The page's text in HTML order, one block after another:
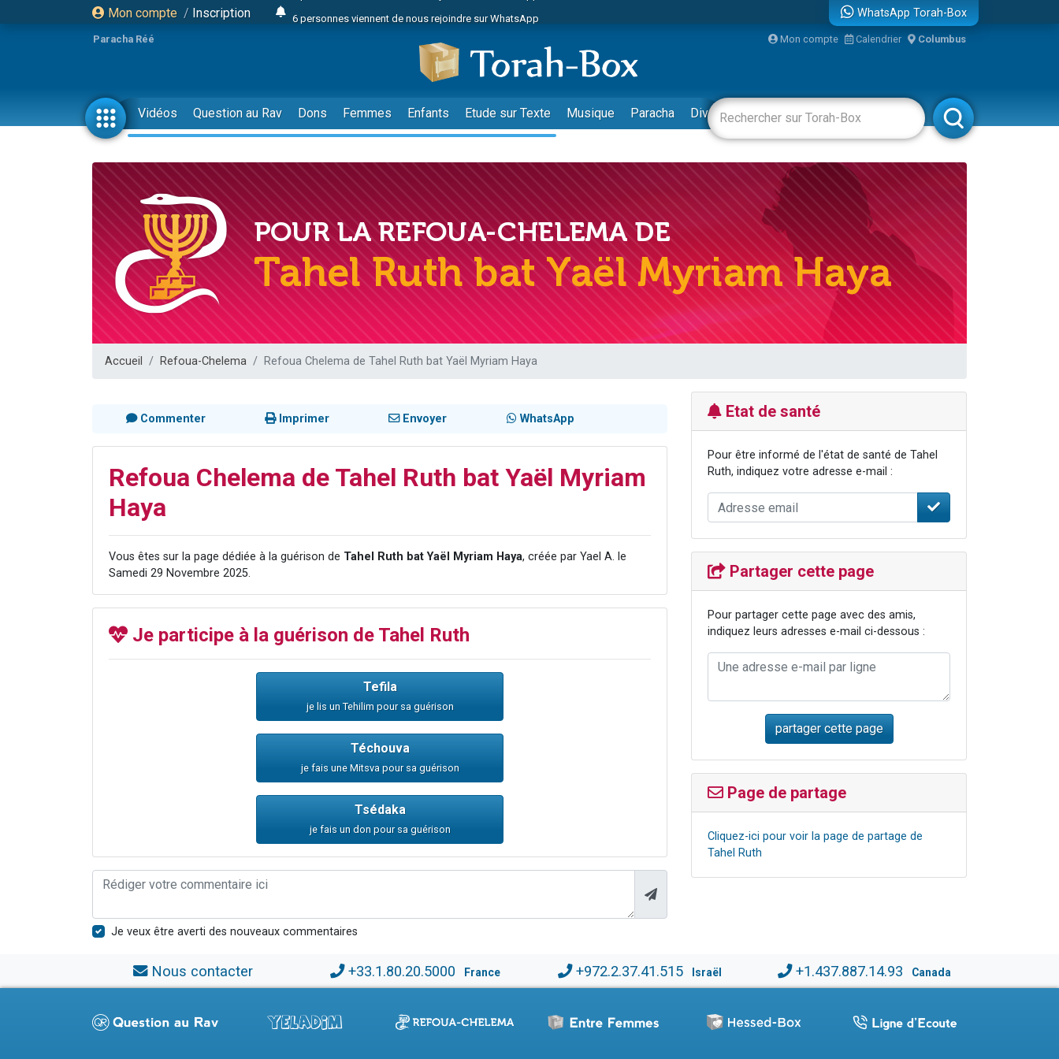
Mon compte / Inscription
6 personnes viennent de nous rejoindre sur WhatsApp
2 personnes viennent de faire un don pour 1 Journée de Vacances Pour les Enfants
17 personnes viennent de demander une bénédiction
4 personnes viennent de nous rejoindre sur WhatsApp
Il reste 49 places pour étudier en groupe sur Zoom
Eva vient de donner son Maasser
4 personnes viennent de nous rejoindre sur WhatsApp
3 personnes viennent de nous rejoindre sur WhatsApp
3 personnes viennent de faire un don pour 5 jours de vacances aux Orphelins
Odaya vient de donner son Maasser
13 personnes viennent de demander une bénédiction
2 personnes viennent de nous rejoindre sur WhatsApp
30 personnes viennent de faire un don pour Sauvez la jambe de Yohan
Il reste 49 places pour étudier en groupe sur Zoom
3 personnes viennent de nous rejoindre sur WhatsApp
WhatsApp Torah-Box
Paracha Réé Mon compte Calendrier Columbus
Vidéos Question au Rav Dons Femmes Enfants Etude sur Texte Musique Paracha Divertissements Livres Rabbanim
Accueil Refoua-Chelema Refoua Chelema de Tahel Ruth bat Yaël Myriam Haya
Commenter Imprimer Envoyer WhatsApp
Refoua Chelema de Tahel Ruth bat Yaël Myriam
Haya
Vous êtes sur la page dédiée à la guérison de Tahel Ruth bat Yaël Myriam Haya, créée par Yael A. le
Samedi 29 Novembre 2025.
Je participe à la guérison de Tahel Ruth
Tefila
je lis un Tehilim pour sa guérison
Téchouva
je fais une Mitsva pour sa guérison
Tsédaka
je fais un don pour sa guérison
Je veux être averti des nouveaux commentaires
Etat de santé
Pour être informé de l'état de santé de Tahel
Ruth, indiquez votre adresse e-mail :
Partager cette page
Pour partager cette page avec des amis,
indiquez leurs adresses e-mail ci-dessous :
Page de partage
Cliquez-ici pour voir la page de partage de
Tahel Ruth
Nous contacter +33.1.80.20.5000 France +972.2.37.41.515 Israël +1.437.887.14.93 Canada